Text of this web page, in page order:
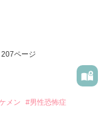
図──。
207ページ
メン
#男性恐怖症